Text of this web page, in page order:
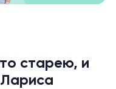
старею, и